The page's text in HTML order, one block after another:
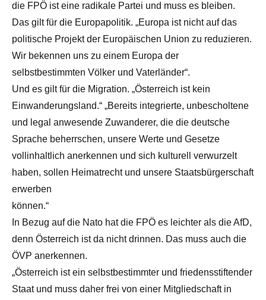
die FPÖ ist eine radikale Partei und muss es bleiben.
Das gilt für die Europapolitik. „Europa ist nicht auf das
politische Projekt der Europäischen Union zu reduzieren.
Wir bekennen uns zu einem Europa der
selbstbestimmten Völker und Vaterländer“.
Und es gilt für die Migration. „Österreich ist kein
Einwanderungsland.“ „Bereits integrierte, unbescholtene
und legal anwesende Zuwanderer, die die deutsche
Sprache beherrschen, unsere Werte und Gesetze
vollinhaltlich anerkennen und sich kulturell verwurzelt
haben, sollen Heimatrecht und unsere Staatsbürgerschaft
erwerben
können.“
In Bezug auf die Nato hat die FPÖ es leichter als die AfD,
denn Österreich ist da nicht drinnen. Das muss auch die
ÖVP anerkennen.
„Österreich ist ein selbstbestimmter und friedensstiftender
Staat und muss daher frei von einer Mitgliedschaft in